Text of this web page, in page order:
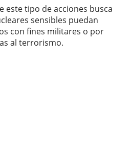
este tipo de acciones busca
sensibles puedan
con fines militares o por
al terrorismo.